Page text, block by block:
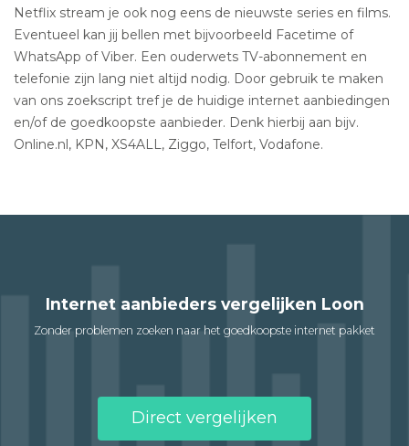
Netflix stream je ook nog eens de nieuwste series en films.
Eventueel kan jij bellen met bijvoorbeeld Facetime of
WhatsApp of Viber. Een ouderwets TV-abonnement en
telefonie zijn lang niet altijd nodig. Door gebruik te maken
van ons zoekscript tref je de huidige internet aanbiedingen
en/of de goedkoopste aanbieder. Denk hierbij aan bijv.
Online.nl, KPN, XS4ALL, Ziggo, Telfort, Vodafone.
Internet aanbieders vergelijken Loon
Zonder problemen zoeken naar het goedkoopste internet pakket
Direct vergelijken